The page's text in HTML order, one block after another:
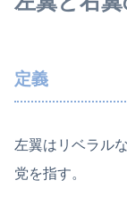
定義
左翼はリベラル
党を指す。